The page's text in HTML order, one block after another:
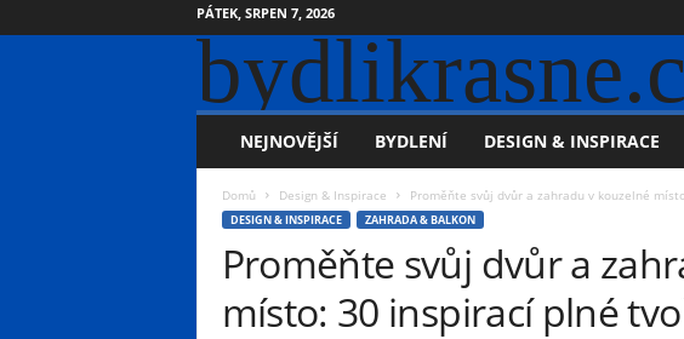
PÁTEK, SRPEN 7, 2026
NEJNOVĚJŠÍ BYDLENÍ DESIGN & INSPIRACE
Domů Design & Inspirace Proměňte svůj dvůr a zahradu v kouzelné
DESIGN & INSPIRACE ZAHRADA & BALKON
Proměňte svůj dvůr a
místo: 30 inspirací plné